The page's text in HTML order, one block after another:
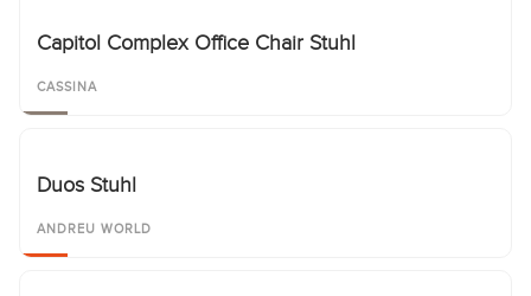
Capitol Complex Office Chair Stuhl
CASSINA
Duos Stuhl
ANDREU WORLD